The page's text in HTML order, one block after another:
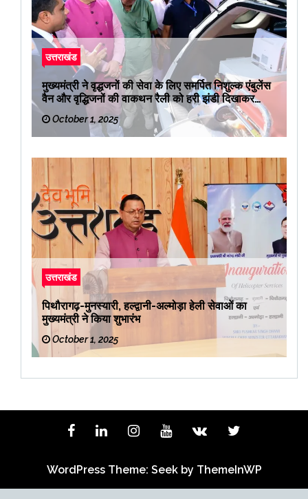
उत्तराखंड
मुख्यमंत्री ने वृद्धजनों की सेवा के लिए समर्पित निशुल्क एंबुलेंस
वैन और वृद्धिजनों की वाकथन रैली को हरी झंडी दिखाकर
रवाना किया
October 1, 2025
उत्तराखंड
पिथौरागढ़-मुनस्यारी, हल्द्वानी-अल्मोड़ा हेली सेवाओं का
मुख्यमंत्री ने किया शुभारंभ
October 1, 2025
WordPress Theme: Seek by ThemeInWP